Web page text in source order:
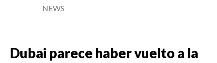
NEWS
Dubai parece haber vuelto a la